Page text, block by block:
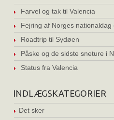
Farvel og tak til Valencia
Fejring af Norges
Roadtrip til Sydøen
Påske og de sidste sneture i
Status fra Valencia
INDLÆGSKATEGORIER
Det sker